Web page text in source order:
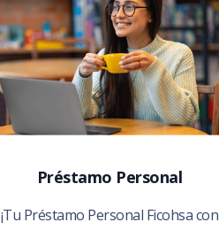
Préstamo Personal
¡Tu Préstamo Personal Ficohsa con